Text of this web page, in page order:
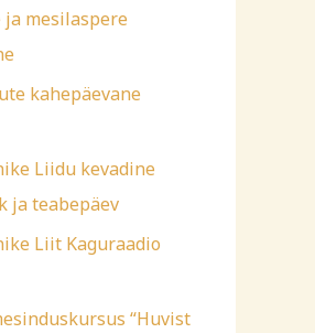
mesilaspere
kahepäevane
Liidu kevadine
ja teabepäev
Liit Kaguraadio
“Huvist